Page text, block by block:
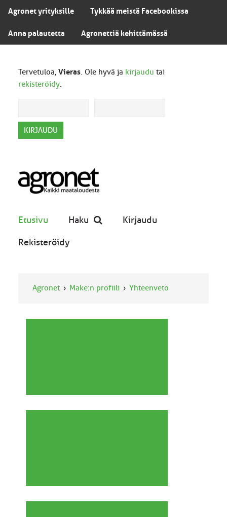
Agronet yrityksille Tykkää meistä Facebookissa
Anna palautetta Agronettiä kehittämässä
Tervetuloa, Vieras. Ole hyvä ja kirjaudu tai
rekisteröidy.
Etusivu Haku Kirjaudu
Rekisteröidy
Agronet Make:n profiili Yhteenveto